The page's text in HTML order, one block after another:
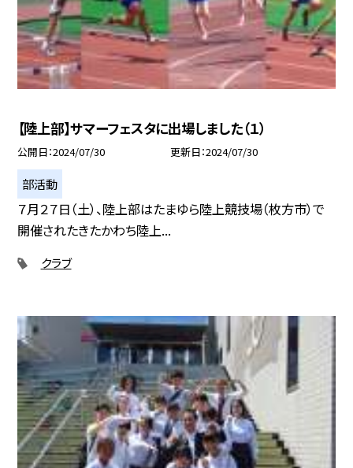
【陸上部】サマーフェスタに出場しました（１）
公開日 2024/07/30 更新日 2024/07/30
部活動
７月２７日（土）、陸上部はたまゆら陸上競技場（枚方市）で
開催されたきたかわち陸上...
クラブ